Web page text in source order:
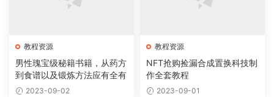
教程资源
男性瑰宝级秘籍书籍，从药方
到食谱以及锻炼方法应有全有
2023-09-02
教程资源
NFT抢购捡漏合成置换科技制
作全套教程
2023-09-01